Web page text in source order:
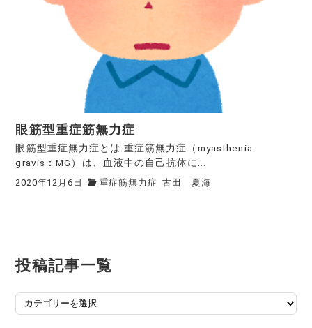
眼筋型重症筋無力症
眼筋型重症無力症とは 重症筋無力症（myasthenia
gravis：MG）は、血液中の自己抗体に...
2020年12月6日 重症筋無力症 古田 夏海
投稿記事一覧
投
稿